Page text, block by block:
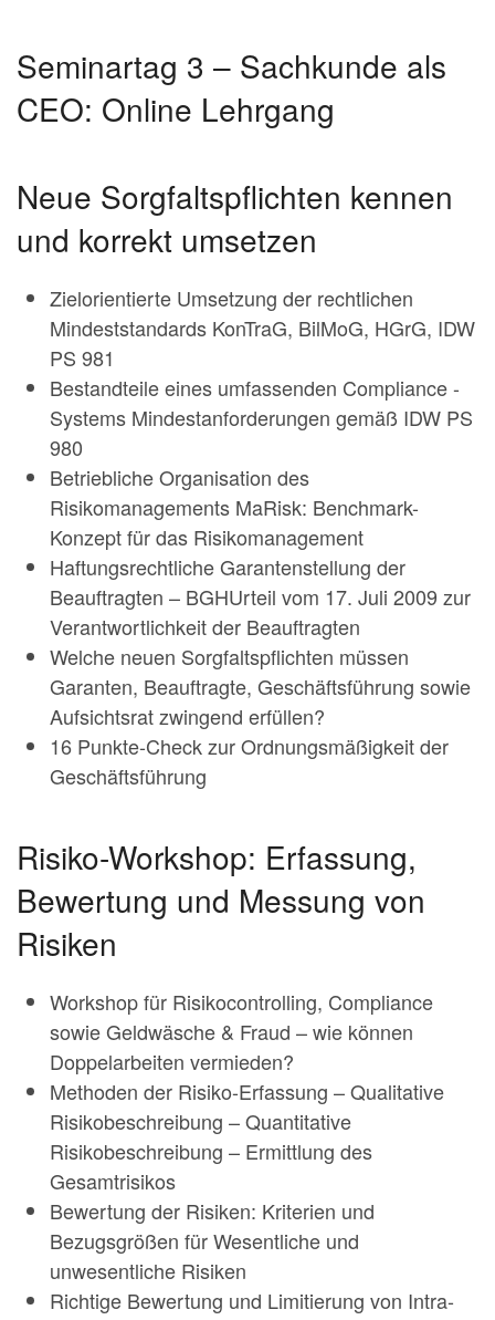
Seminartag 3 – Sachkunde als
CEO: Online Lehrgang
Neue Sorgfaltspflichten kennen
und korrekt umsetzen
Zielorientierte Umsetzung der rechtlichen
Mindeststandards KonTraG, BilMoG, HGrG, IDW
PS 981
Bestandteile eines umfassenden Compliance -
Systems Mindestanforderungen gemäß IDW PS
980
Betriebliche Organisation des
Risikomanagements MaRisk: Benchmark-
Konzept für das Risikomanagement
Haftungsrechtliche Garantenstellung der
Beauftragten – BGHUrteil vom 17. Juli 2009 zur
Verantwortlichkeit der Beauftragten
Welche neuen Sorgfaltspflichten müssen
Garanten, Beauftragte, Geschäftsführung sowie
Aufsichtsrat zwingend erfüllen?
16 Punkte-Check zur Ordnungsmäßigkeit der
Geschäftsführung
Risiko-Workshop: Erfassung,
Bewertung und Messung von
Risiken
Workshop für Risikocontrolling, Compliance
sowie Geldwäsche & Fraud – wie können
Doppelarbeiten vermieden?
Methoden der Risiko-Erfassung – Qualitative
Risikobeschreibung – Quantitative
Risikobeschreibung – Ermittlung des
Gesamtrisikos
Bewertung der Risiken: Kriterien und
Bezugsgrößen für Wesentliche und
unwesentliche Risiken
Richtige Bewertung und Limitierung von Intra-